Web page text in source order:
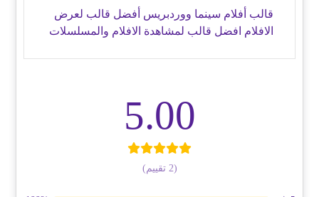
من 5
قالب أفلام سينما ووردبريس أفضل قالب لعرض
الافلام افضل قالب لمشاهدة الافلام والمسلسلات
5.00
(2 تقييم)